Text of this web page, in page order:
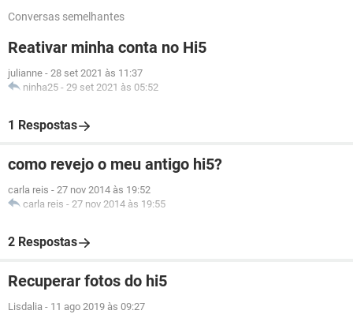
Conversas semelhantes
Reativar minha conta no Hi5
julianne - 28 set 2021 às 11:37
ninha25 - 29 set 2021 às 05:52
1 Respostas
como revejo o meu antigo hi5?
carla reis - 27 nov 2014 às 19:52
carla reis - 27 nov 2014 às 19:55
2 Respostas
Recuperar fotos do hi5
Lisdalia - 11 ago 2019 às 09:27